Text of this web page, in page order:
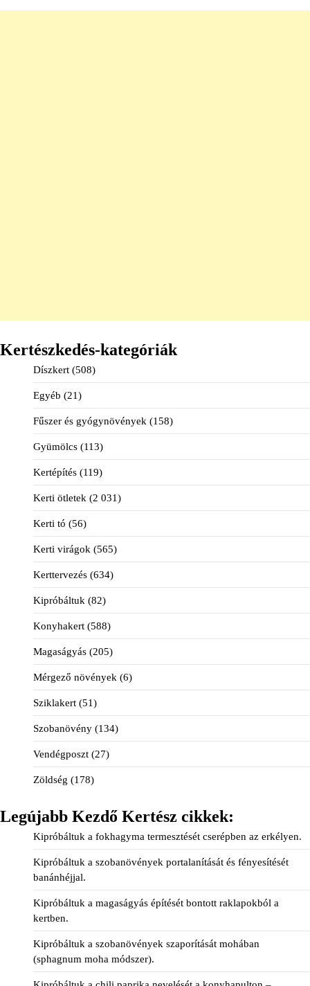
Kertészkedés-kategóriák
Díszkert (508)
Egyéb (21)
Fűszer és gyógynövények (158)
Gyümölcs (113)
Kertépítés (119)
Kerti ötletek (2 031)
Kerti tó (56)
Kerti virágok (565)
Kerttervezés (634)
Kipróbáltuk (82)
Konyhakert (588)
Magaságyás (205)
Mérgező növények (6)
Sziklakert (51)
Szobanövény (134)
Vendégposzt (27)
Zöldség (178)
Legújabb Kezdő Kertész cikkek:
Kipróbáltuk a fokhagyma termesztését cserépben az erkélyen.
Kipróbáltuk a szobanövények portalanítását és fényesítését
banánhéjjal.
Kipróbáltuk a magaságyás építését bontott raklapokból a
kertben.
Kipróbáltuk a szobanövények szaporítását mohában
(sphagnum moha módszer).